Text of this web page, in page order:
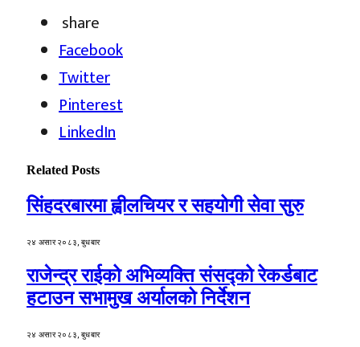
share
Facebook
Twitter
Pinterest
LinkedIn
Related Posts
सिंहदरबारमा ह्वीलचियर र सहयोगी सेवा सुरु
२४ असार २०८३, बुधबार
राजेन्द्र राईको अभिव्यक्ति संसद्को रेकर्डबाट
हटाउन सभामुख अर्यालको निर्देशन
२४ असार २०८३, बुधबार